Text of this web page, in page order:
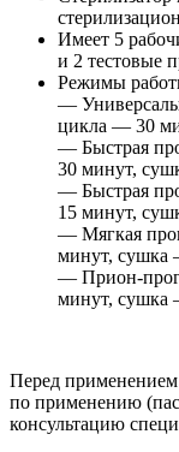
Имеет 5
и 2 тестовые
Режимы
—
цикла — 30
— Быстрая
30 минут,
— Быстрая
15 минут,
— Мягкая
минут, сушка
— Прион-
минут, сушка
Перед применением
по применению
консультацию